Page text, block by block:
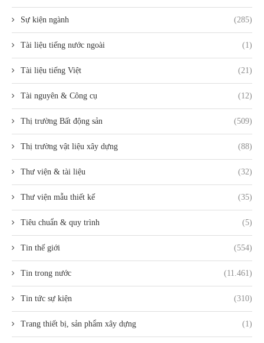
Sự kiện ngành (285)
Tài liệu tiếng nước ngoài (1)
Tài liệu tiếng Việt (21)
Tài nguyên & Công cụ (12)
Thị trường Bất động sản (509)
Thị trường vật liệu xây dựng (88)
Thư viện & tài liệu (32)
Thư viện mẫu thiết kế (35)
Tiêu chuẩn & quy trình (5)
Tin thế giới (554)
Tin trong nước (11.461)
Tin tức sự kiện (310)
Trang thiết bị, sản phẩm xây dựng (1)